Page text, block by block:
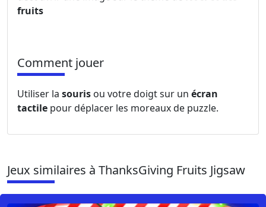
fruits
Comment jouer
Utiliser la souris ou votre doigt sur un écran
tactile pour déplacer les moreaux de puzzle.
Jeux similaires à ThanksGiving Fruits Jigsaw